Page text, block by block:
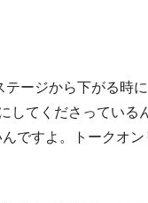
ジから下がる時に
してくださっている
ですよ。トークオ